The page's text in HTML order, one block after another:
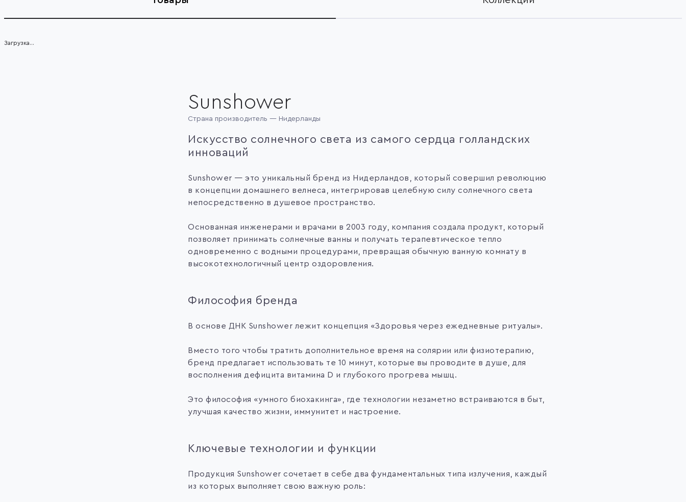
Загрузка...
Sunshower
Страна производитель — Нидерланды
Искусство солнечного света из самого сердца голландских
инноваций
Sunshower — это уникальный бренд из Нидерландов, который совершил революцию
в концепции домашнего велнеса, интегрировав целебную силу солнечного света
непосредственно в душевое пространство.
Основанная инженерами и врачами в 2003 году, компания создала продукт, который
позволяет принимать солнечные ванны и получать терапевтическое тепло
одновременно с водными процедурами, превращая обычную ванную комнату в
высокотехнологичный центр оздоровления.
Философия бренда
В основе ДНК Sunshower лежит концепция «Здоровья через ежедневные ритуалы».
Вместо того чтобы тратить дополнительное время на солярии или физиотерапию,
бренд предлагает использовать те 10 минут, которые вы проводите в душе, для
восполнения дефицита витамина D и глубокого прогрева мышц.
Это философия «умного биохакинга», где технологии незаметно встраиваются в быт,
улучшая качество жизни, иммунитет и настроение.
Ключевые технологии и функции
Продукция Sunshower сочетает в себе два фундаментальных типа излучения, каждый
из которых выполняет свою важную роль: